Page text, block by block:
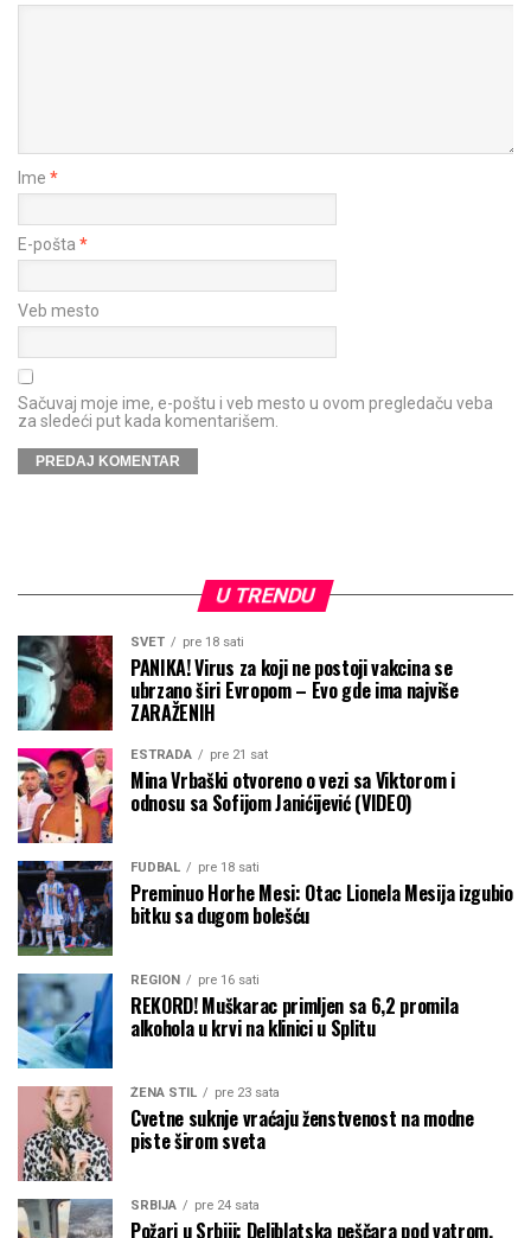
Ime *
E-pošta *
Veb mesto
Sačuvaj moje ime, e-poštu i veb mesto u ovom pregledaču veba
za sledeći put kada komentarišem.
U TRENDU
SVET pre 18 sati
PANIKA! Virus za koji ne postoji vakcina se
ubrzano širi Evropom – Evo gde ima najviše
ZARAŽENIH
ESTRADA pre 21 sat
Mina Vrbaški otvoreno o vezi sa Viktorom i
odnosu sa Sofijom Janićijević (VIDEO)
FUDBAL pre 18 sati
Preminuo Horhe Mesi: Otac Lionela Mesija izgubio
bitku sa dugom bolešću
REGION pre 16 sati
REKORD! Muškarac primljen sa 6,2 promila
alkohola u krvi na klinici u Splitu
ŽENA STIL pre 23 sata
Cvetne suknje vraćaju ženstvenost na modne
piste širom sveta
SRBIJA pre 24 sata
Požari u Srbiji: Deliblatska peščara pod vatrom,